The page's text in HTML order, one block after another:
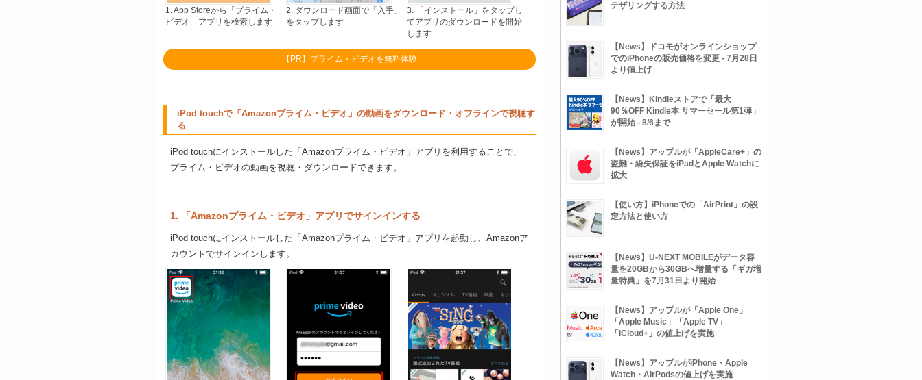
1. App Storeから「プライム・
ビデオ」アプリを検索します
2. ダウンロード画面で「入手」
をタップします
3. 「インストール」をタップし
てアプリのダウンロードを開始
します
【PR】プライム・ビデオを無料体験
iPod touchで「Amazonプライム・ビデオ」の動画をダウンロード・オフラインで視聴す
る
iPod touchにインストールした「Amazonプライム・ビデオ」アプリを利用することで、
プライム・ビデオの動画を視聴・ダウンロードできます。
1. 「Amazonプライム・ビデオ」アプリでサインインする
iPod touchにインストールした「Amazonプライム・ビデオ」アプリを起動し、Amazonア
カウントでサインインします。
テザリングする方法
【News】ドコモがオンラインショップ
でのiPhoneの販売価格を変更 - 7月28日
より値上げ
【News】Kindleストアで「最大
90％OFF Kindle本 サマーセール第1弾」
が開始 - 8/6まで
【News】アップルが「AppleCare+」の
盗難・紛失保証をiPadとApple Watchに
拡大
【使い方】iPhoneでの「AirPrint」の設
定方法と使い方
【News】U-NEXT MOBILEがデータ容
量を20GBから30GBへ増量する「ギガ増
量特典」を7月31日より開始
【News】アップルが「Apple One」
「Apple Music」「Apple TV」
「iCloud+」の値上げを実施
【News】アップルがiPhone・Apple
Watch・AirPodsの値上げを実施